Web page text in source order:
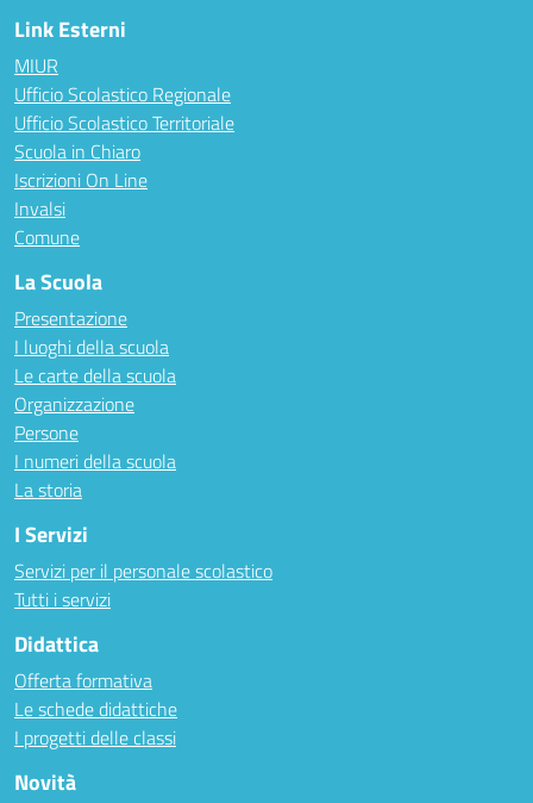
Link Esterni
MIUR
Ufficio Scolastico Regionale
Ufficio Scolastico Territoriale
Scuola in Chiaro
Iscrizioni On Line
Invalsi
Comune
La Scuola
Presentazione
I luoghi della scuola
Le carte della scuola
Organizzazione
Persone
I numeri della scuola
La storia
I Servizi
Servizi per il personale scolastico
Tutti i servizi
Didattica
Offerta formativa
Le schede didattiche
I progetti delle classi
Novità